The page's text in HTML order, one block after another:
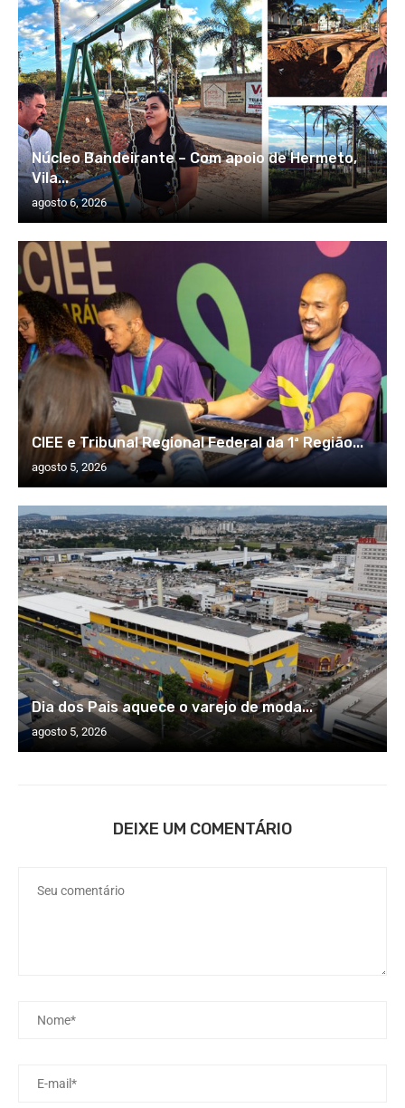
Núcleo Bandeirante – Com apoio de Hermeto,
Vila...
agosto 6, 2026
CIEE e Tribunal Regional Federal da 1ª Região...
agosto 5, 2026
Dia dos Pais aquece o varejo de moda...
agosto 5, 2026
DEIXE UM COMENTÁRIO